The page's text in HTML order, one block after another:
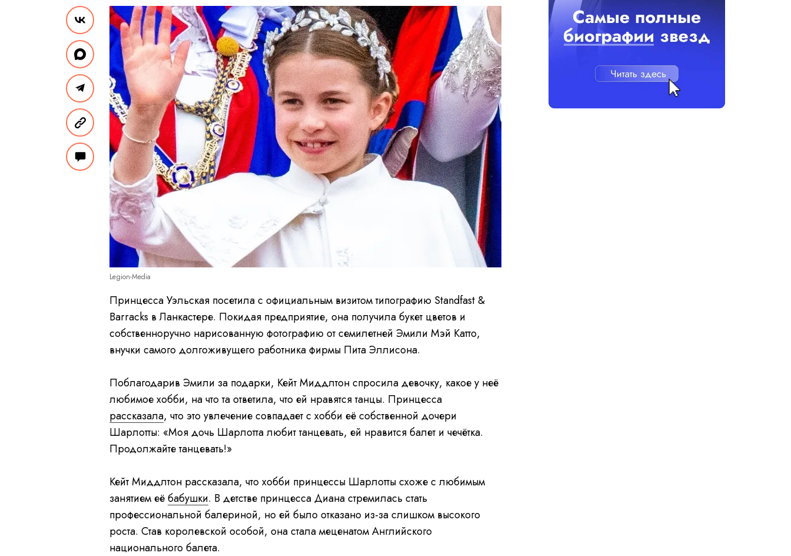
Legion-Media
Принцесса Уэльская посетила с официальным визитом типографию Standfast &
Barracks в Ланкастере. Покидая предприятие, она получила букет цветов и
собственноручно нарисованную фотографию от семилетней Эмили Мэй Катто,
внучки самого долгоживущего работника фирмы Пита Эллисона.
Поблагодарив Эмили за подарки, Кейт Миддлтон спросила девочку, какое у неё
любимое хобби, на что та ответила, что ей нравятся танцы. Принцесса
рассказала, что это увлечение совпадает с хобби её собственной дочери
Шарлотты: «Моя дочь Шарлотта любит танцевать, ей нравится балет и чечётка.
Продолжайте танцевать!»
Кейт Миддлтон рассказала, что хобби принцессы Шарлотты схоже с любимым
занятием еёбабушки. В детстве принцесса Диана стремилась стать
профессиональной балериной, но ей было отказано из-за слишком высокого
роста. Став королевской особой, она стала меценатом Английского
национального балета.